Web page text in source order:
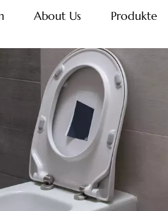
About Us Produkte